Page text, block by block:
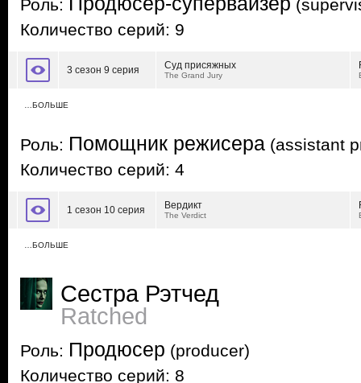
Роль:
Количество серий: 9
3 сезон 9 серия Суд присяжных
The Grand Jury
…БОЛЬШЕ
Роль: Помощник режисера (assistant
Количество серий: 4
1 сезон 10 серия Вердикт
The Verdict
…БОЛЬШЕ
Сестра Рэтчед
Ratched
Роль: Продюсер (producer)
Количество серий: 8